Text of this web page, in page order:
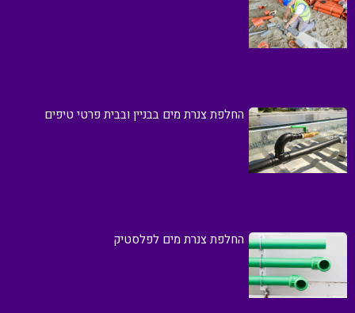
החלפת צנרת מים בבניין ובבית פרטי טיפים
החלפת צנרת מים לפלסטיק